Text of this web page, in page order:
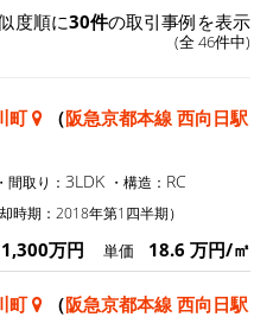
度順に30件の取引事例を表示
(全 46件中)
町 （阪急京都本線 西向日駅
・間取り： 3LDK ・構造： RC
却時期：2018年第1四半期）
1,300万円 単価 18.6 万円/㎡
町 （阪急京都本線 西向日駅